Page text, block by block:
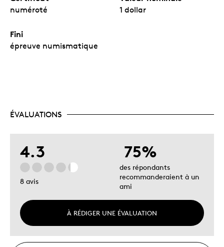
numéroté 1 dollar
Fini
épreuve numismatique
ÉVALUATIONS
4.3
8 avis
À RÉDIGER UNE ÉVALUATION
75%
des répondants
recommanderaient à un
ami